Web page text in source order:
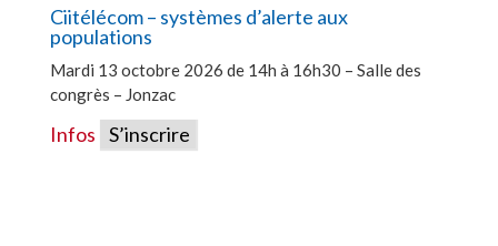
Ciitélécom – systèmes d’alerte aux
populations
Mardi 13 octobre 2026 de 14h à 16h30 – Salle des
congrès – Jonzac
Infos S’inscrire